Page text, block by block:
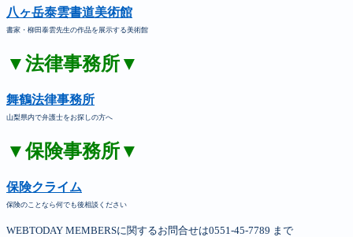
八ヶ岳泰雲書道美術館
書家・柳田泰雲先生の作品を展示する美術館
▼法律事務所▼
舞鶴法律事務所
山梨県内で弁護士をお探しの方へ
▼保険事務所▼
保険クライム
保険のことなら何でも後相談ください
WEBTODAY MEMBERSに関するお問合せは0551-45-7789 まで